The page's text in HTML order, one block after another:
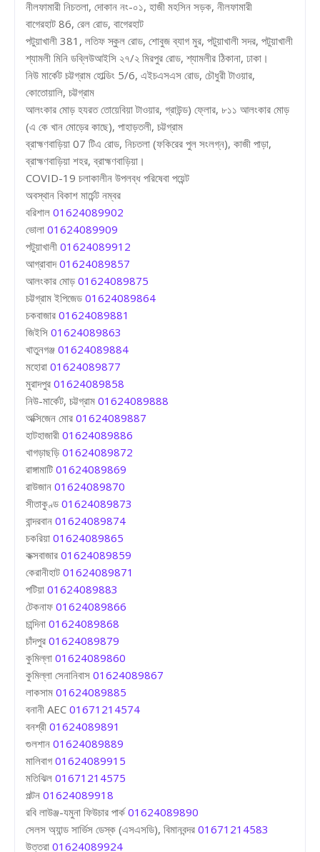
নীলফামারী নিচতলা, দোকান নং-০১, হাজী মহসিন সড়ক, নীলফামারী
বাগেরহাট 86, রেল রোড, বাগেরহাট
পটুয়াখালী 381, লতিফ স্কুল রোড, শোবুজ ব্যাগ মুর, পটুয়াখালী সদর, পটুয়াখালী
শ্যামলী মিনি ডব্লিউআইসি ২৭/২ মিরপুর রোড, শ্যামলীর ঠিকানা, ঢাকা।
নিউ মার্কেট চট্টগ্রাম হোল্ডিং 5/6, এইচএসএস রোড, চৌধুরী টাওয়ার,
কোতোয়ালি, চট্টগ্রাম
আলংকার মোড় হযরত তোয়েবিয়া টাওয়ার, গ্রাউন্ড) ফ্লোর, ৮১১ আলংকার মোড়
(এ কে খান মোড়ের কাছে), পাহাড়তলী, চট্টগ্রাম
ব্রাহ্মণবাড়িয়া 07 টিএ রোড, নিচতলা (ফকিরের পুল সংলগ্ন), কাজী পাড়া,
ব্রাহ্মণবাড়িয়া শহর, ব্রাহ্মণবাড়িয়া।
COVID-19 চলাকালীন উপলব্ধ পরিষেবা পয়েন্ট
অবস্থান বিকাশ মার্চেন্ট নম্বর
বরিশাল 01624089902
ভোলা 01624089909
পটুয়াখালী 01624089912
আগ্রাবাদ01624089857
আলংকার মোড় 01624089875
চট্টগ্রাম ইপিজেড 01624089864
চকবাজার 01624089881
জিইসি 01624089863
খাতুনগঞ্জ 01624089884
মহোরা 01624089877
মুরাদপুর 01624089858
নিউ-মার্কেট, চট্টগ্রাম 01624089888
অক্সিজেন মোর 01624089887
হাটহাজারী 01624089886
খাগড়াছড়ি 01624089872
রাঙ্গামাটি 01624089869
রাউজান 01624089870
সীতাকুণ্ড 01624089873
বান্দরবান 01624089874
চকরিয়া 01624089865
কক্সবাজার 01624089859
কেরানীহাট 01624089871
পটিয়া 01624089883
টেকনাফ 01624089866
চান্দিনা 01624089868
চাঁদপুর 01624089879
কুমিল্লা 01624089860
কুমিল্লা সেনানিবাস 01624089867
লাকসাম 01624089885
বনানী AEC 01671214574
বনশ্রী 01624089891
গুলশান 01624089889
মালিবাগ 01624089915
মতিঝিল 01671214575
পল্টন 01624089918
রবি লাউঞ্জ-যমুনা ফিউচার পার্ক01624089890
সেলস অ্যান্ড সার্ভিস ডেস্ক (এসএসডি), বিমানবন্দর 01671214583
উত্তরা 01624089924